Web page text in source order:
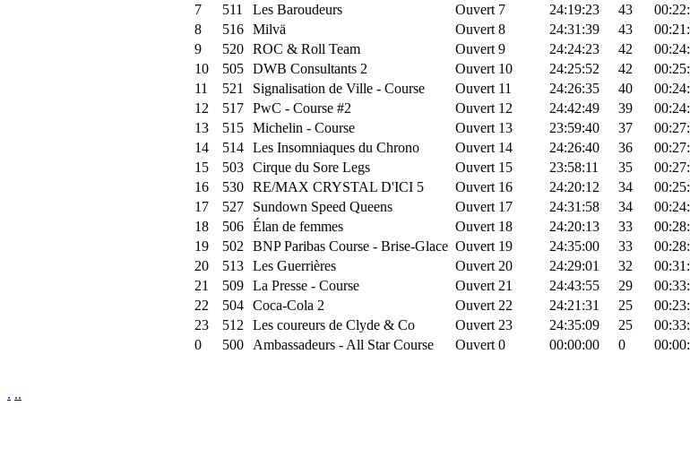
7
511 Les Baroudeurs Ouvert 7 24:19:23 43
8
516 Milvä Ouvert 8 24:31:39 43
9
520 ROC & Roll Team Ouvert 9 24:24:23 42
10
505 DWB Consultants 2 Ouvert 10 24:25:52 42
11
521 Signalisation de Ville - Course Ouvert 11 24:26:35 40
12
517 PwC - Course #2 Ouvert 12 24:42:49 39
13
515 Michelin - Course Ouvert 13 23:59:40 37
14
514 Les Insomniaques du Chrono Ouvert 14 24:26:40 36
15
503 Cirque du Sore Legs Ouvert 15 23:58:11 35
16
530 RE/MAX CRYSTAL D'ICI 5 Ouvert 16 24:20:12 34
17
527 Sundown Speed Queens Ouvert 17 24:31:58 34
18
506 Élan de femmes Ouvert 18 24:20:13 33
19
502 BNP Paribas Course - Brise-Glace Ouvert 19 24:35:00 33
20
513 Les Guerrières Ouvert 20 24:29:01 32
21
509 La Presse - Course Ouvert 21 24:43:55 29
22
504 Coca-Cola 2 Ouvert 22 24:21:31 25
23
512 Les coureurs de Clyde & Co Ouvert 23 24:35:09 25
0
500 Ambassadeurs - All Star Course Ouvert 0 00:00:00 0
. ..